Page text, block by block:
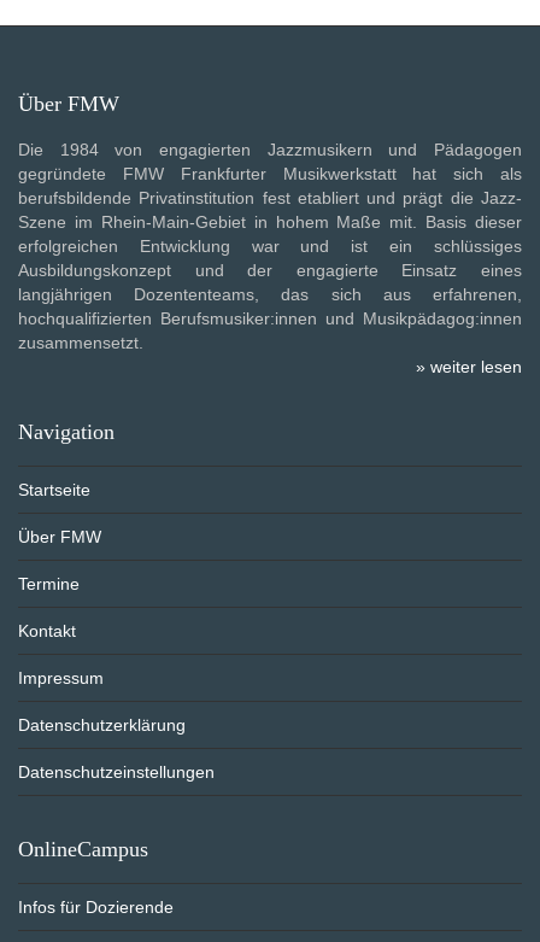
Über FMW
Die 1984 von engagierten Jazzmusikern und Pädagogen
gegründete FMW Frankfurter Musikwerkstatt hat sich als
berufsbildende Privatinstitution fest etabliert und prägt die Jazz-
Szene im Rhein-Main-Gebiet in hohem Maße mit. Basis dieser
erfolgreichen Entwicklung war und ist ein schlüssiges
Ausbildungskonzept und der engagierte Einsatz eines
langjährigen Dozententeams, das sich aus erfahrenen,
hochqualifizierten Berufsmusiker:innen und Musikpädagog:innen
zusammensetzt.
» weiter lesen
Navigation
Startseite
Über FMW
Termine
Kontakt
Impressum
Datenschutzerklärung
Datenschutzeinstellungen
OnlineCampus
Infos für Dozierende